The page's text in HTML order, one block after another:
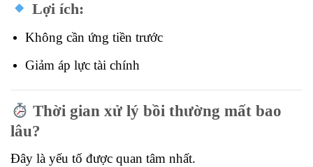
Lợi ích:
Không cần ứng tiền trước
Giảm áp lực tài chính
Thời gian xử lý bồi thường mất bao
lâu?
Đây là yếu tố được quan tâm nhất.